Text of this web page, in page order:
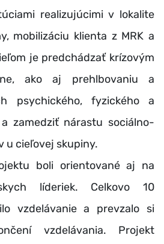
realizujúcimi v lokalite
mobilizáciu klienta z MRK a
je predchádzať krízovým
ako aj prehlbovaniu a
psychického, fyzického a
zamedziť nárastu sociálno-
u cieľovej skupiny.
boli orientované aj na
líderiek. Celkovo 10
vzdelávanie a prevzalo si
vzdelávania. Projekt